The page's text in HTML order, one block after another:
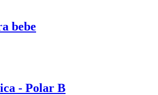
bebe
- Polar B